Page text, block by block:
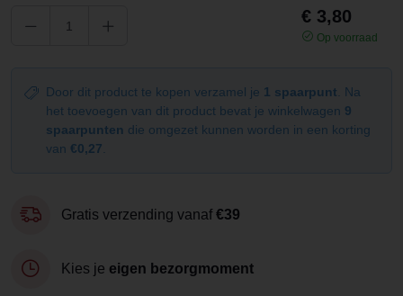
€ 3,80
Op voorraad
Door dit product te kopen verzamel je 1 spaarpunt . Na
het toevoegen van dit product bevat je winkelwagen 9
spaarpunten die omgezet kunnen worden in een korting
van €0,27
Gratis verzending vanaf €39
Kies je eigen bezorgmoment